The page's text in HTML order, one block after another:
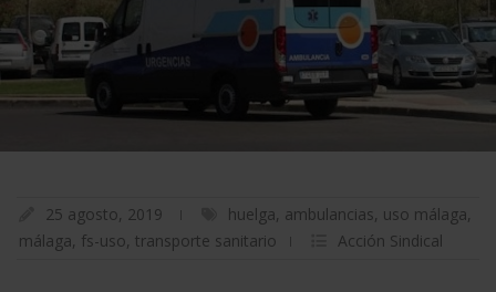
25 agosto, 2019 huelga, ambulancias, uso málaga,
málaga, fs-uso, transporte sanitario Acción Sindical